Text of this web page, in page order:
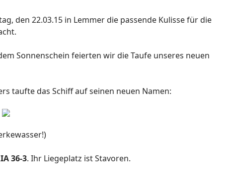
den 22.03.15 in Lemmer die passende Kulisse für die
Sonnenschein feierten wir die Taufe unseres neuen
taufte das Schiff auf seinen neuen Namen:
36-3. Ihr Liegeplatz ist Stavoren.